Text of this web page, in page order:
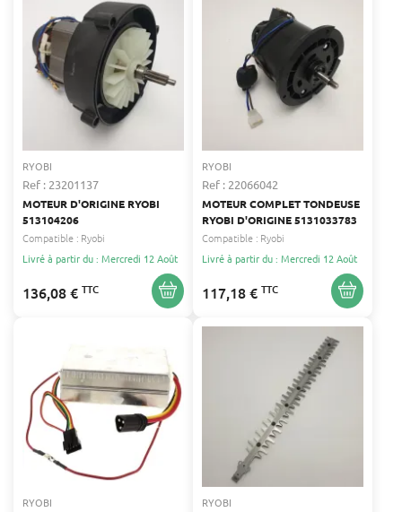
RYOBI
Ref : 23201137
MOTEUR D'ORIGINE RYOBI
513104206
Compatible : Ryobi
Livré à partir du : Mercredi 12 Août
136,08 € TTC
RYOBI
Ref : 22066042
MOTEUR COMPLET TONDEUSE
RYOBI D'ORIGINE 5131033783
Compatible : Ryobi
Livré à partir du : Mercredi 12 Août
117,18 € TTC
RYOBI RYOBI